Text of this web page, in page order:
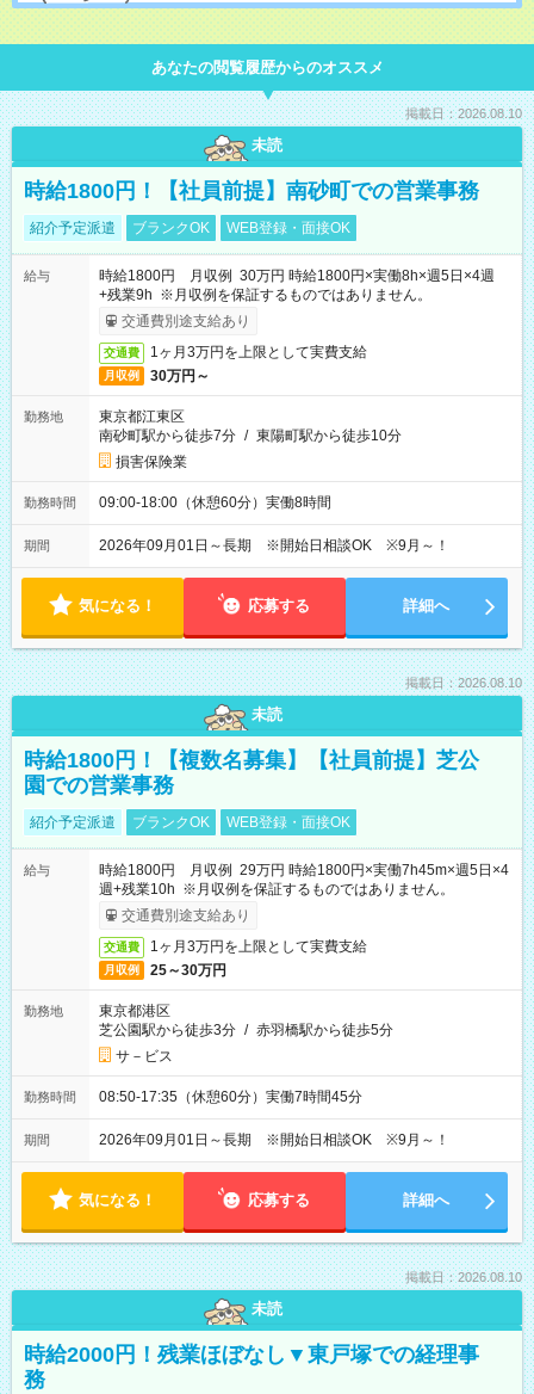
あなたの閲覧履歴からのオススメ
掲載日：2026.08.10
未読
時給1800円！【社員前提】南砂町での営業事務
紹介予定派遣 ブランクOK WEB登録・面接OK
給与
時給1800円 月収例 30万円 時給1800円×実働8h×週5日×4週
+残業9h ※月収例を保証するものではありません。
交通費別途支給あり
交通費 1ヶ月3万円を上限として実費支給
月収例 30万円～
勤務地
東京都江東区
南砂町駅から徒歩7分 / 東陽町駅から徒歩10分
損害保険業
勤務時間 09:00-18:00（休憩60分）実働8時間
期間 2026年09月01日～長期 ※開始日相談OK ※9月～！
気になる！ 応募する 詳細へ
掲載日：2026.08.10
未読
時給1800円！【複数名募集】【社員前提】芝公
園での営業事務
紹介予定派遣 ブランクOK WEB登録・面接OK
給与
時給1800円 月収例 29万円 時給1800円×実働7h45m×週5日×4
週+残業10h ※月収例を保証するものではありません。
交通費別途支給あり
交通費 1ヶ月3万円を上限として実費支給
月収例 25～30万円
勤務地
東京都港区
芝公園駅から徒歩3分 / 赤羽橋駅から徒歩5分
サ－ビス
勤務時間 08:50-17:35（休憩60分）実働7時間45分
期間 2026年09月01日～長期 ※開始日相談OK ※9月～！
気になる！ 応募する 詳細へ
掲載日：2026.08.10
未読
時給2000円！残業ほぼなし▼東戸塚での経理事
務